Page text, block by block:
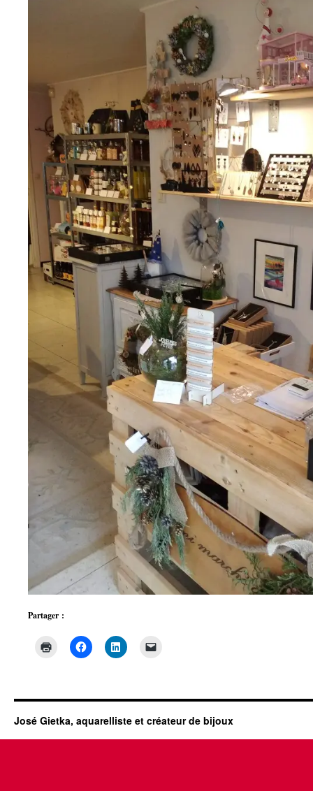
Partager :
José Gietka, aquarelliste et créateur de bijoux